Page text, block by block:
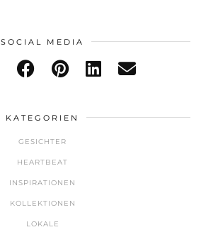
SOCIAL MEDIA
KATEGORIEN
GESICHTER
HEARTBEAT
INSPIRATIONEN
KOLLEKTIONEN
LOKALE